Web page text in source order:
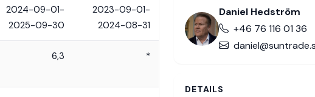
2024-09-01-
2025-09-30
2023-09-01-
2024-08-31
6,3 *
Daniel Hedström
+46 76 116 01 36
DETAILS